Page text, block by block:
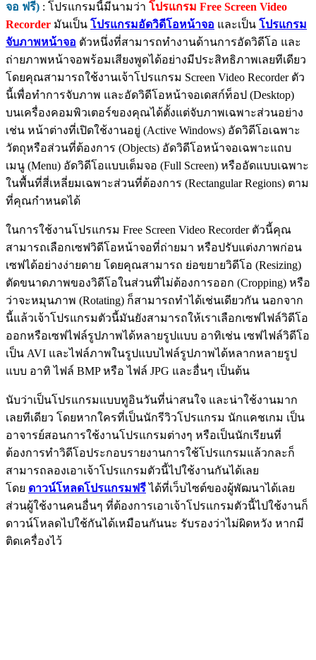
จอ ฟรี) : โปรแกรมนี้มีนามว่า โปรแกรม Free Screen Video
Recorder มันเป็น โปรแกรมอัดวิดีโอหน้าจอ และเป็น โปรแกรม
จับภาพหน้าจอ ตัวหนึ่งที่สามารถทำงานด้านการอัดวิดีโอ และ
ถ่ายภาพหน้าจอพร้อมเสียงพูดได้อย่างมีประสิทธิภาพเลยทีเดียว
โดยคุณสามารถใช้งานเจ้าโปรแกรม Screen Video Recorder ตัว
นี้เพื่อทำการจับภาพ และอัดวิดีโอหน้าจอเดสก์ท็อป (Desktop)
บนเครื่องคอมพิวเตอร์ของคุณได้ตั้งแต่จับภาพเฉพาะส่วนอย่าง
เช่น หน้าต่างที่เปิดใช้งานอยู่ (Active Windows) อัดวิดีโอเฉพาะ
วัตถุหรือส่วนที่ต้องการ (Objects) อัดวิดีโอหน้าจอเฉพาะแถบ
เมนู (Menu) อัดวิดีโอแบบเต็มจอ (Full Screen) หรืออัดแบบเฉพาะ
ในพื้นที่สี่เหลี่ยมเฉพาะส่วนที่ต้องการ (Rectangular Regions) ตาม
ที่คุณกำหนดได้
ในการใช้งานโปรแกรม Free Screen Video Recorder ตัวนี้คุณ
สามารถเลือกเซฟวิดีโอหน้าจอที่ถ่ายมา หรือปรับแต่งภาพก่อน
เซฟได้อย่างง่ายดาย โดยคุณสามารถ ย่อขยายวิดีโอ (Resizing)
ตัดขนาดภาพของวิดีโอในส่วนที่ไม่ต้องการออก (Cropping) หรือ
ว่าจะหมุนภาพ (Rotating) ก็สามารถทำได้เช่นเดียวกัน นอกจาก
นี้แล้วเจ้าโปรแกรมตัวนี้มันยังสามารถให้เราเลือกเซฟไฟล์วิดีโอ
ออกหรือเซฟไฟล์รูปภาพได้หลายรูปแบบ อาทิเช่น เซฟไฟล์วิดีโอ
เป็น AVI และไฟล์ภาพในรูปแบบไฟล์รูปภาพได้หลากหลายรูป
แบบ อาทิ ไฟล์ BMP หรือ ไฟล์ JPG และอื่นๆ เป็นต้น
นับว่าเป็นโปรแกรมแบบทูอินวันที่น่าสนใจ และน่าใช้งานมาก
เลยทีเดียว โดยหากใครที่เป็นนักรีวิวโปรแกรม นักแคชเกม เป็น
อาจารย์สอนการใช้งานโปรแกรมต่างๆ หรือเป็นนักเรียนที่
ต้องการทำวิดีโอประกอบรายงานการใช้โปรแกรมแล้วกละก็
สามารถลองเอาเจ้าโปรแกรมตัวนี้ไปใช้งานกันได้เลย
โดย ดาวน์โหลดโปรแกรมฟรีได้ที่เว็บไซต์ของผู้พัฒนาได้เลย
ส่วนผู้ใช้งานคนอื่นๆ ที่ต้องการเอาเจ้าโปรแกรมตัวนี้ไปใช้งานก็
ดาวน์โหลดไปใช้กันได้เหมือนกันนะ รับรองว่าไม่ผิดหวัง หากมี
ติดเครื่องไว้